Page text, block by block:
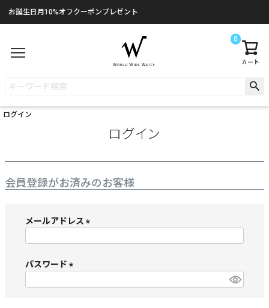
お誕生日月10%オフクーポンプレゼント
カート
0
ログイン
ログイン
会員登録がお済みのお客様
メールアドレス
)
パスワード